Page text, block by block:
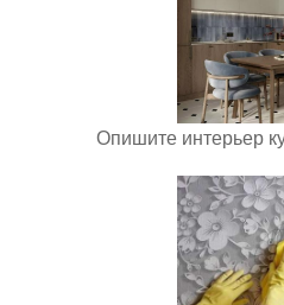
Опишите интерьер